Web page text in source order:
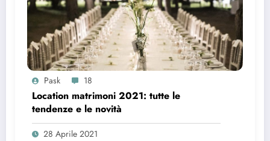
Pask 18
Location matrimoni 2021: tutte le
tendenze e le novità
28 Aprile 2021